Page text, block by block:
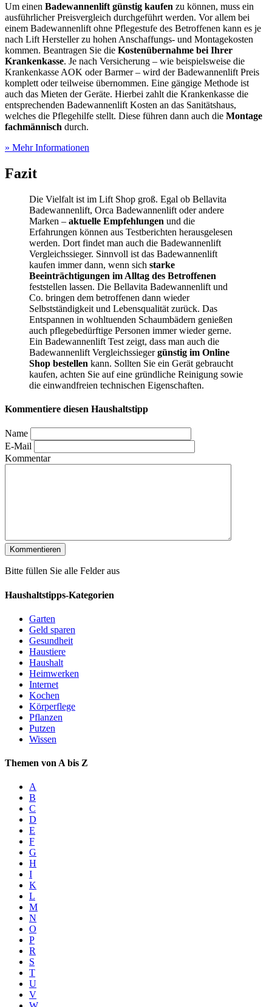
Um einen Badewannenlift günstig kaufen zu können, muss ein
ausführlicher Preisvergleich durchgeführt werden. Vor allem bei
einem Badewannenlift ohne Pflegestufe des Betroffenen kann es je
nach Lift Hersteller zu hohen Anschaffungs- und Montagekosten
kommen. Beantragen Sie die Kostenübernahme bei Ihrer
Krankenkasse. Je nach Versicherung – wie beispielsweise die
Krankenkasse AOK oder Barmer – wird der Badewannenlift Preis
komplett oder teilweise übernommen. Eine gängige Methode ist
auch das Mieten der Geräte. Hierbei zahlt die Krankenkasse die
entsprechenden Badewannenlift Kosten an das Sanitätshaus,
welches die Pflegehilfe stellt. Diese führen dann auch die Montage
fachmännisch durch.
» Mehr Informationen
Fazit
Die Vielfalt ist im Lift Shop groß. Egal ob Bellavita
Badewannenlift, Orca Badewannenlift oder andere
Marken – aktuelle Empfehlungen und die
Erfahrungen können aus Testberichten herausgelesen
werden. Dort findet man auch die Badewannenlift
Vergleichssieger. Sinnvoll ist das Badewannenlift
kaufen immer dann, wenn sich starke
Beeinträchtigungen im Alltag des Betroffenen
feststellen lassen. Die Bellavita Badewannenlift und
Co. bringen dem betroffenen dann wieder
Selbstständigkeit und Lebensqualität zurück. Das
Entspannen in wohltuenden Schaumbädern genießen
auch pflegebedürftige Personen immer wieder gerne.
Ein Badewannenlift Test zeigt, dass man auch die
Badewannenlift Vergleichssiegergünstig im Online
Shop bestellen kann. Sollten Sie ein Gerät gebraucht
kaufen, achten Sie auf eine gründliche Reinigung sowie
die einwandfreien technischen Eigenschaften.
Kommentiere diesen Haushaltstipp
Name
E-Mail
Kommentar
Bitte füllen Sie alle Felder aus
Haushaltstipps-Kategorien
Garten
Geld sparen
Gesundheit
Haustiere
Haushalt
Heimwerken
Internet
Kochen
Körperflege
Pflanzen
Putzen
Wissen
Themen von A bis Z
A
B
C
D
E
F
G
H
I
K
L
M
N
O
P
R
S
T
U
V